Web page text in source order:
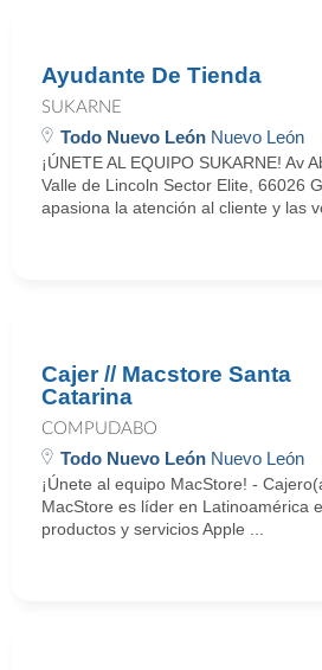
Ayudante De Tienda
SUKARNE
Todo Nuevo León Nuevo León
¡ÚNETE AL EQUIPO SUKARNE! Av
Valle de Lincoln Sector Elite, 66026
apasiona la atención al cliente y las
Cajer // Macstore Santa
Catarina
COMPUDABO
Todo Nuevo León Nuevo León
¡Únete al equipo MacStore! -
MacStore es líder en Latinoamérica
productos y servicios Apple ...